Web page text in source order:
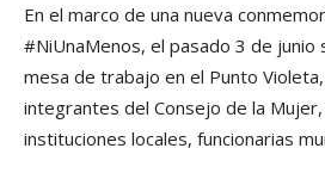
En el marco de una nueva
#NiUnaMenos, el pasado 3 de junio
mesa de trabajo en el Punto
integrantes del Consejo de la
instituciones locales, funcionarias